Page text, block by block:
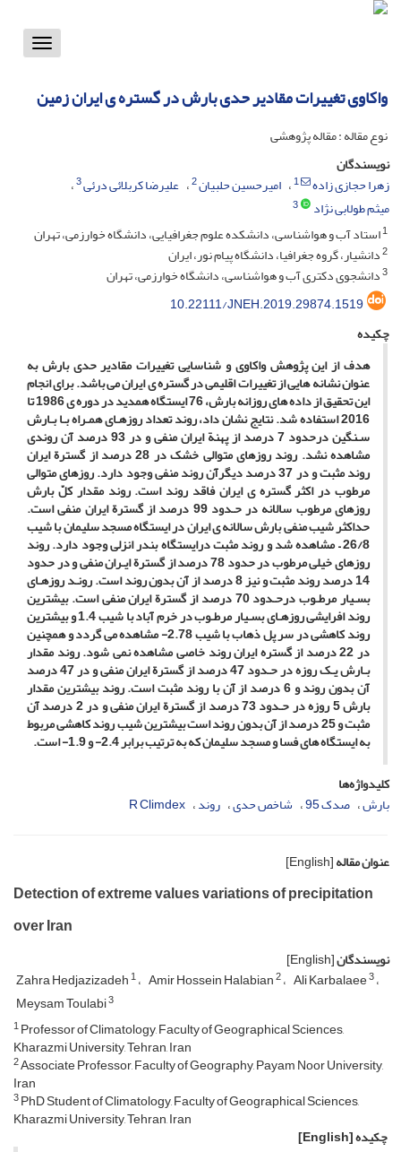
Toggle
واکاوی تغییرات مقادیر حدی بارش در گستره ی ایران زمین
نوع مقاله : مقاله پژوهشی
نویسندگان
زهرا حجازی زاده
1 امیرحسین حلبیان2 علیرضا کربلائی درئی3
میثم طولابی نژاد
3
1استاد آب و هواشناسی، دانشکده علوم جغرافیایی، دانشگاه خوارزمی، تهران
2دانشیار، گروه جغرافیا، دانشگاه پیام نور، ایران
3دانشجوی دکتری آب و هواشناسی، دانشگاه خوارزمی، تهران
10.22111/JNEH.2019.29874.1519
چکیده
هدف از این پژوهش واکاوی و شناسایی تغییرات مقادیر حدی بارش به
عنوان نشانه هایی از تغییرات اقلیمی در گستره ی ایران می باشد. برای انجام
این تحقیق از داده های روزانه بارش، 76 ایستگاه همدید در دوره ی 1986 تا
2016 استفاده شد. نتایج نشان داد، روند تعداد روزهـای همـراه بـا بـارش
سـنگین درحدود 7 درصد از پهنة ایران منفی و در 93 درصد آن روندی
مشاهده نشد. روند روزهای متوالی خشک در 28 درصد از گسترة ایران
روند مثبت و در 37 درصد دیگرآن روند منفی وجود دارد. روزهای متوالی
مرطوب در اکثر گستره ی ایران فاقد روند است. روند مقدار کلّ بارش
روزهای مرطوب سالانه در حـدود 99 درصد از گسترة ایران منفی است.
حداکثر شیب منفی بارش سالانه ی ایران در ایستگاه مسجد سلیمان با شیب
26/8
–مشاهده شد و روند مثبت درایستگاه بندر انزلی وجود دارد. روند
روزهای خیلی مرطوب در حدود 78 درصد از گسترة ایـران منفی و در حدود
14 درصد روند مثبت و نیز 8 درصد از آن بدون روند است. رونـد روزهـای
بسـیار مرطـوب درحـدود 70 درصد از گسترة ایران منفی است. بیشترین
روند افرایشی روزهـای بسـیار مرطـوب در خرم آباد با شیب 1.4 و بیشترین
روند کاهشی در سر پل ذهاب با شیب 2.78- مشاهده می گردد و همچنین
در 22 درصد از گستره ایران روند خاصی مشاهده نمی شود. روند مقدار
بـارش یـک روزه در حـدود 47 درصد از گسترة ایران منفی و در 47 درصد
آن بدون روند و 6 درصد از آن با روند مثبت است. روند بیشترین مقدار
بارش 5 روزه در حـدود 73 درصد از گسترة ایران منفی و در 2 درصد آن
مثبت و 25 درصد از آن بدون روند است بیشترین شیب روند کاهشی مربوط
به ایستگاه های فسا و مسجد سلیمان که به ترتیب برابر 2.4- و 1.9- است.
کلیدواژه‌ها
بارش صدک 95 شاخص حدی روند R Climdex
عنوان مقاله[English]
Detection of extreme values variations of precipitation
over Iran
نویسندگان[English]
Zahra Hedjazizadeh1 Amir Hossein Halabian2 Ali Karbalaee3
Meysam Toulabi3
1Professor of Climatology, Faculty of Geographical Sciences,
Kharazmi University, Tehran, Iran
2Associate Professor, Faculty of Geography, Payam Noor University,
Iran
3PhD Student of Climatology, Faculty of Geographical Sciences,
Kharazmi University, Tehran, Iran
چکیده[English]